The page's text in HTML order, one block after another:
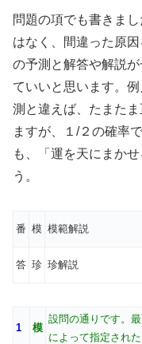
問題の項でも書きま
はなく、間違った原
の予測と解答や解説
ていいと思います。
測と違えば、たまた
ますが、１/２の確率
も、「運を天にまか
う。
番 模 模範解説
答 珍 珍解説
1 模
設問の通りです。
によって指定され